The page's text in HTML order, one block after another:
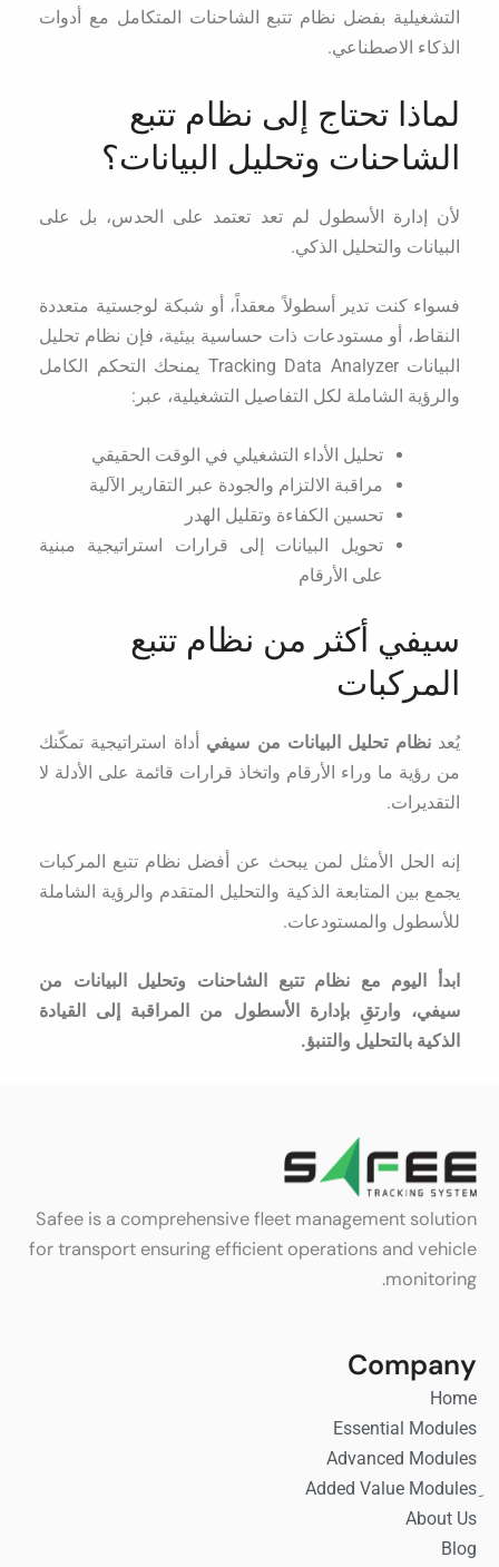
التشغيلية بفضل نظام تتبع الشاحنات المتكامل مع أدوات
الذكاء الاصطناعي.
لماذا تحتاج إلى نظام تتبع
الشاحنات وتحليل البيانات؟
لأن إدارة الأسطول لم تعد تعتمد على الحدس، بل على
البيانات والتحليل الذكي.
فسواء كنت تدير أسطولاً معقداً، أو شبكة لوجستية متعددة
النقاط، أو مستودعات ذات حساسية بيئية، فإن نظام تحليل
البيانات Tracking Data Analyzer يمنحك التحكم الكامل
والرؤية الشاملة لكل التفاصيل التشغيلية، عبر:
تحليل الأداء التشغيلي في الوقت الحقيقي
مراقبة الالتزام والجودة عبر التقارير الآلية
تحسين الكفاءة وتقليل الهدر
تحويل البيانات إلى قرارات استراتيجية مبنية
على الأرقام
سيفي أكثر من نظام تتبع
المركبات
يُعدنظام تحليل البيانات من سيفي أداة استراتيجية تمكّنك
من رؤية ما وراء الأرقام واتخاذ قرارات قائمة على الأدلة لا
التقديرات.
إنه الحل الأمثل لمن يبحث عن أفضل نظام تتبع المركبات
يجمع بين المتابعة الذكية والتحليل المتقدم والرؤية الشاملة
للأسطول والمستودعات.
ابدأ اليوم مع نظام تتبع الشاحنات وتحليل البيانات من
سيفي، وارتقِ بإدارة الأسطول من المراقبة إلى القيادة
الذكية بالتحليل والتنبؤ.
Safee is a comprehensive fleet management solution
for transport ensuring efficient operations and vehicle
monitoring.
Company
Home
Essential Modules
Advanced Modules
About Us
Blog